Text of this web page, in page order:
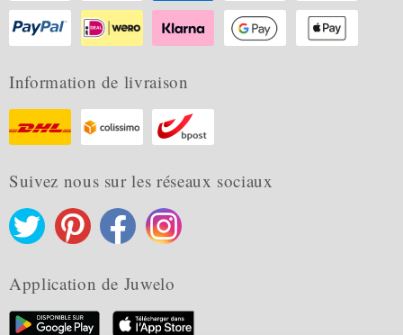
Information de livraison
Suivez nous sur les réseaux sociaux
Application de Juwelo